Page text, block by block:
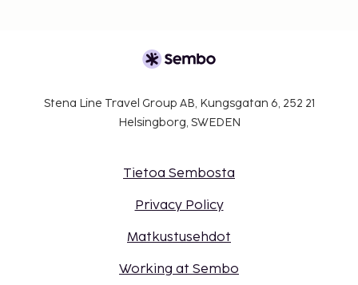
Stena Line Travel Group AB, Kungsgatan 6, 252 21
Helsingborg, SWEDEN
Tietoa Sembosta
Privacy Policy
Matkustusehdot
Working at Sembo